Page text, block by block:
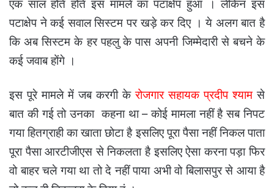
एक साल होते होते इस मामले का पटाक्षेप हुआ । लेकिन इस
पटाक्षेप ने कई सवाल सिस्टम पर खड़े कर दिए । ये अलग बात है
कि अब सिस्टम के हर पहलु के पास अपनी जिम्मेदारी से बचने के
कई जवाब होंगे ।
इस पूरे मामले में जब करगी केरोजगार सहायक प्रदीप श्याम से
बात की गई तो उनका कहना था – कोई मामला नहीं है सब निपट
गया हितग्राही का खाता छोटा है इसलिए पूरा पैसा नहीं निकल पाता
पूरा पैसा आरटीजीएस से निकलता है इसलिए ऐसा करना पड़ा फिर
वो बाहर चले गया था तो दे नहीं पाया अभी वो बिलासपुर से आया है